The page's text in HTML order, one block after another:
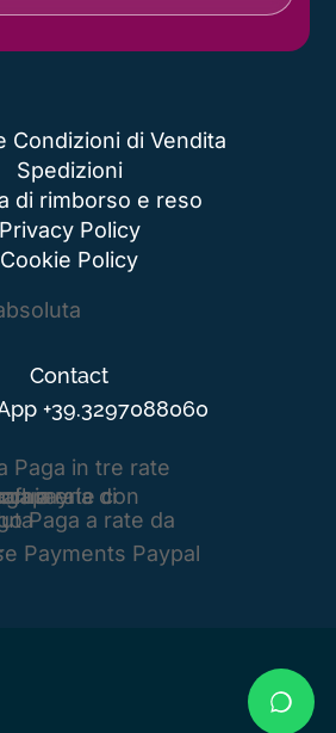
Condizioni di Vendita
Spedizioni
di rimborso e reso
Privacy Policy
Cookie Policy
Contact
+39.3297088060